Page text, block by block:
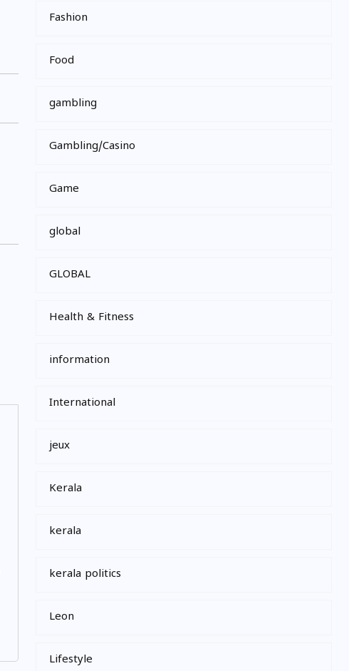
Fashion
Food
gambling
Gambling/Casino
Game
global
GLOBAL
Health & Fitness
information
International
jeux
Kerala
kerala
kerala politics
Leon
Lifestyle